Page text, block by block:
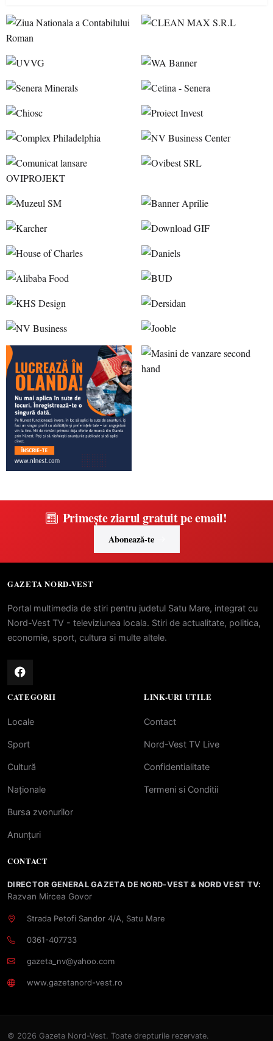
Primește ziarul gratuit pe email!
Abonează-te
GAZETA NORD-VEST
Portal multimedia de stiri pentru judetul Satu Mare, integrat cu
Nord-Vest TV - televiziunea locala. Stiri de actualitate, politica,
economie, sport, cultura si multe altele.
CATEGORII
Locale
Sport
Cultură
Naționale
Bursa zvonurilor
Anunțuri
LINK-URI UTILE
Contact
Nord-Vest TV Live
Confidentialitate
Termeni si Conditii
CONTACT
DIRECTOR GENERAL GAZETA DE NORD-VEST & NORD VEST TV:
Razvan Mircea Govor
Strada Petofi Sandor 4/A, Satu Mare
0361-407733
gazeta_nv@yahoo.com
www.gazetanord-vest.ro
© 2026 Gazeta Nord-Vest. Toate drepturile rezervate.